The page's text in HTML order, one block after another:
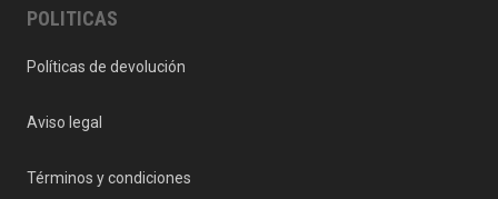
POLITICAS
Políticas de devolución
Aviso legal
Términos y condiciones